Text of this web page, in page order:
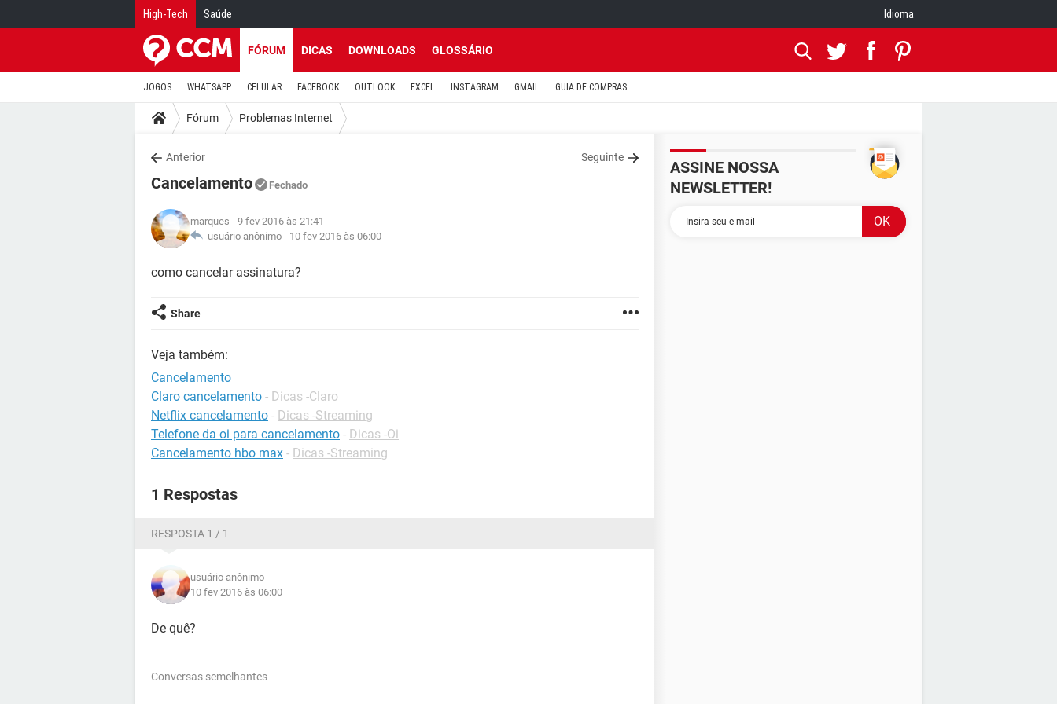
High-Tech Saúde Idioma
FÓRUM DICAS DOWNLOADS GLOSSÁRIO
JOGOS WHATSAPP CELULAR FACEBOOK OUTLOOK EXCEL INSTAGRAM GMAIL GUIA DE COMPRAS
Fórum Problemas Internet
Anterior Seguinte
Cancelamento Fechado
marques - 9 fev 2016 às 21:41
usuário anônimo - 10 fev 2016 às 06:00
como cancelar assinatura?
Share
Veja também:
Cancelamento
Claro cancelamento - Dicas -Claro
Netflix cancelamento - Dicas -Streaming
Telefone da oi para cancelamento - Dicas -Oi
Cancelamento hbo max - Dicas -Streaming
1 Respostas
RESPOSTA 1 / 1
usuário anônimo
10 fev 2016 às 06:00
De quê?
Conversas semelhantes
ASSINE NOSSA
NEWSLETTER!